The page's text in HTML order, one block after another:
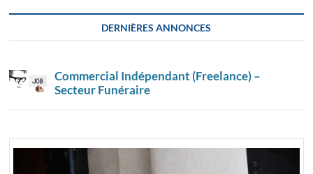
DERNIÈRES ANNONCES
Commercial Indépendant (Freelance) –
Secteur Funéraire